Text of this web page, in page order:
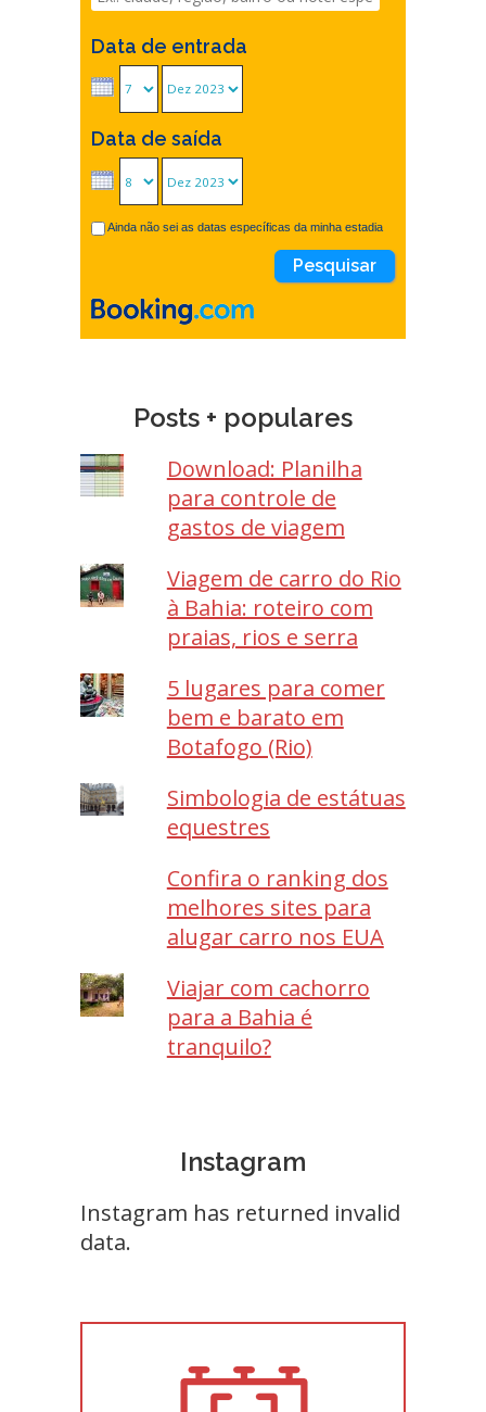
Data de entrada
Data de saída
Ainda não sei as datas específicas da minha estadia
Posts + populares
Download: Planilha
para controle de
gastos de viagem
Viagem de carro do Rio
à Bahia: roteiro com
praias, rios e serra
5 lugares para comer
bem e barato em
Botafogo (Rio)
Simbologia de estátuas
equestres
Confira o ranking dos
melhores sites para
alugar carro nos EUA
Viajar com cachorro
para a Bahia é
tranquilo?
Instagram
Instagram has returned invalid
data.